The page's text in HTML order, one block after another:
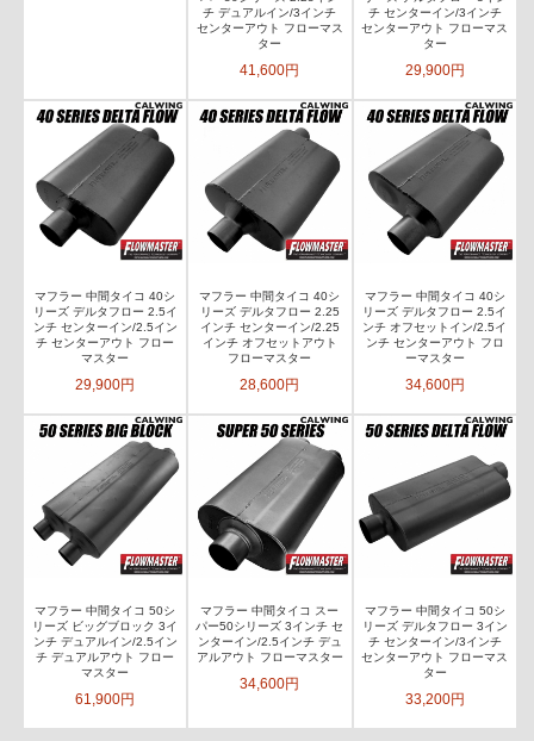
チ デュアルイン/3インチ
センターアウト フローマス
ター
41,600円
チ センターイン/3インチ
センターアウト フローマス
ター
29,900円
マフラー 中間タイコ 40シ
リーズ デルタフロー 2.5イ
ンチ センターイン/2.5イン
チ センターアウト フロー
マスター
29,900円
マフラー 中間タイコ 40シ
リーズ デルタフロー 2.25
インチ センターイン/2.25
インチ オフセットアウト
フローマスター
28,600円
マフラー 中間タイコ 40シ
リーズ デルタフロー 2.5イ
ンチ オフセットイン/2.5イ
ンチ センターアウト フロ
ーマスター
34,600円
マフラー 中間タイコ 50シ
リーズ ビッグブロック 3イ
ンチ デュアルイン/2.5イン
チ デュアルアウト フロー
マスター
61,900円
マフラー 中間タイコ スー
パー50シリーズ 3インチ セ
ンターイン/2.5インチ デュ
アルアウト フローマスター
34,600円
マフラー 中間タイコ 50シ
リーズ デルタフロー 3イン
チ センターイン/3インチ
センターアウト フローマス
ター
33,200円